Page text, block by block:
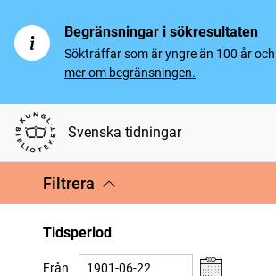
Begränsningar i sökresultaten
Sökträffar som är yngre än 100 år
mer om begränsningen.
Svenska tidningar
Filtrera
Tidsperiod
Från